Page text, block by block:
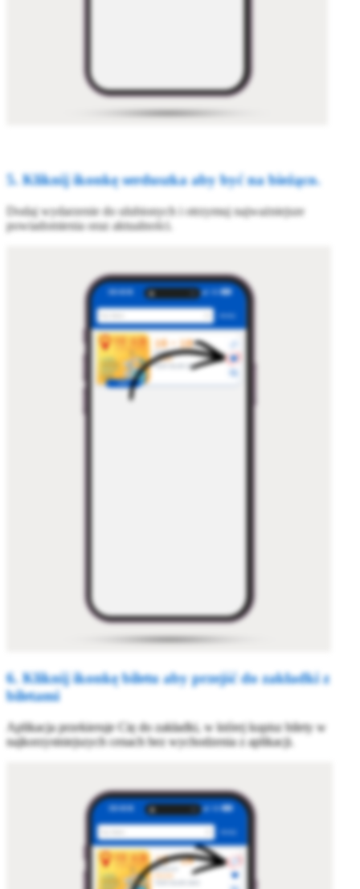
5. Kliknij ikonkę serduszka aby być na bieżąco.
Dodaj wydarzenie do ulubionych i otrzymuj najważniejsze
powiadomienia oraz aktualności.
6. Kliknij ikonkę biletu aby przejść do zakładki z
biletami
Aplikacja przekieruje Cię do zakładki, w której kupisz bilety w
najkorzystniejszych cenach bez wychodzenia z aplikacji.